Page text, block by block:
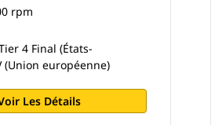
rpm
4 Final (États-
(Union européenne)
Les Détails